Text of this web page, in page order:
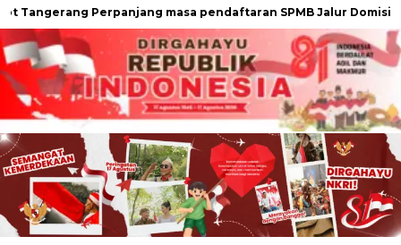
Perpanjang masa pendaftaran SPMB Jalur Domisili jenjang